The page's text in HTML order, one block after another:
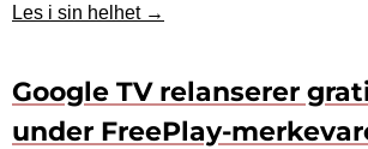
Les i sin helhet →
Google TV relanserer
under FreePlay-